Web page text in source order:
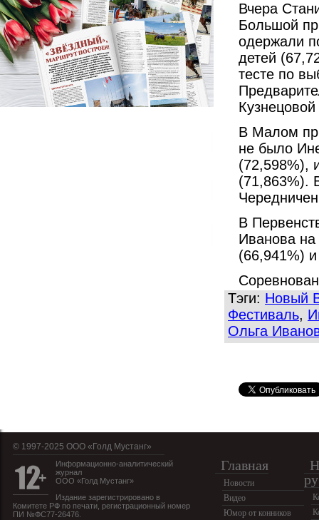
Вчера
Большой
одержали
детей
тесте по
В Малом
не было
(72,598%),
(71,863%).
В
Иванова
(66,941%)
Тэги: Новый
Фестиваль,
Ольга
© 1997-2025 OOO «Голд Мустанг»
Информационно-аналитический
журнал
ООО «Голд Мустанг»
Издание зарегистрировано в
Комитете РФ по печати, регистрационный номер
ПИ №ФС77-26476.
Главная
Новости
Видео
Юмор от конников